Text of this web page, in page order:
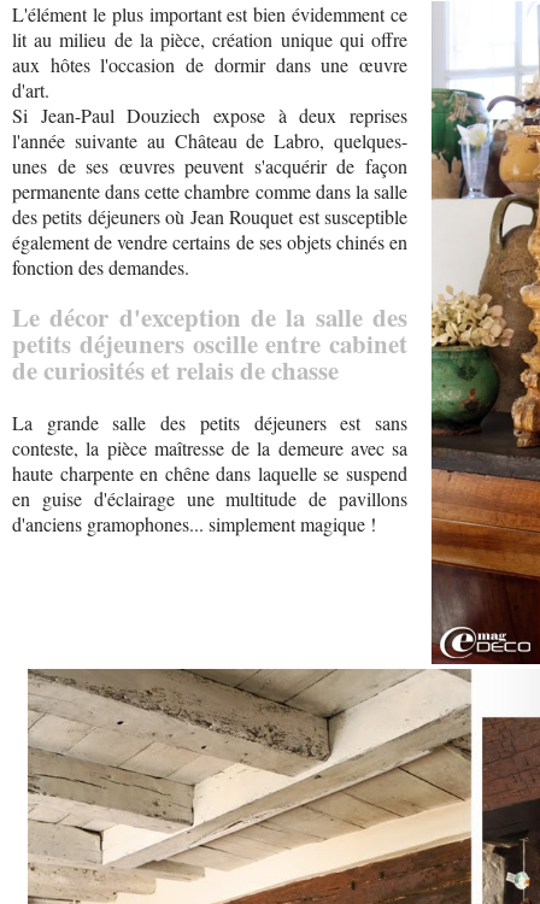
L'élément le plus important est bien évidemment ce
lit au milieu de la pièce, création unique qui offre
aux hôtes l'occasion de dormir dans une œuvre
d'art.
Si Jean-Paul Douziech expose à deux reprises
l'année suivante au Château de Labro, quelques-
unes de ses œuvres peuvent s'acquérir de façon
permanente dans cette chambre comme dans la salle
des petits déjeuners où Jean Rouquet est susceptible
également de vendre certains de ses objets chinés en
fonction des demandes.
Le décor d'exception de la salle des
petits déjeuners oscille entre cabinet
de curiosités et relais de chasse
La grande salle des petits déjeuners est sans
conteste, la pièce maîtresse de la demeure avec sa
haute charpente en chêne dans laquelle se suspend
en guise d'éclairage une multitude de pavillons
d'anciens gramophones... simplement magique !